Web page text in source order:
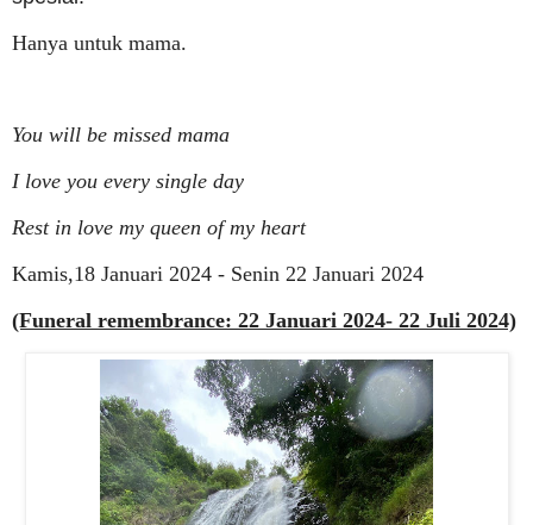
Hanya untuk mama.
You will be missed mama
I love you every single day
Rest in love my queen of my heart
Kamis,18 Januari 2024 - Senin 22 Januari 2024
(Funeral remembrance: 22 Januari 2024- 22 Juli 2024)